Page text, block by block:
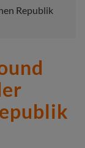
Republik